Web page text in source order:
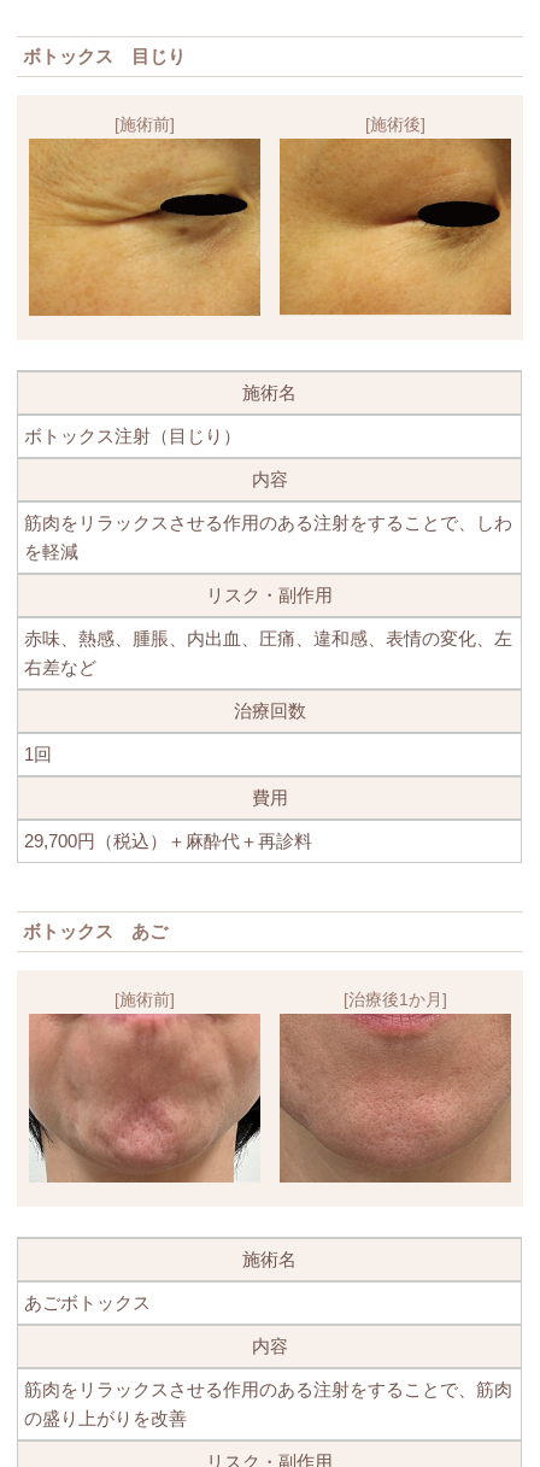
ボトックス 目じり
[施術前] [施術後]
施術名
ボトックス注射（目じり）
内容
筋肉をリラックスさせる作用のある注射をすることで、しわ
を軽減
リスク・副作用
赤味、熱感、腫脹、内出血、圧痛、違和感、表情の変化、左
右差など
治療回数
1回
費用
29,700円（税込） ＋麻酔代＋再診料
ボトックス あご
[施術前] [治療後1か月]
施術名
あごボトックス
内容
筋肉をリラックスさせる作用のある注射をすることで、筋肉
の盛り上がりを改善
リスク・副作用